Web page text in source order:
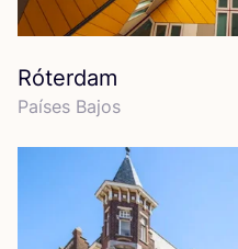
Róterdam
Paí­ses Bajos